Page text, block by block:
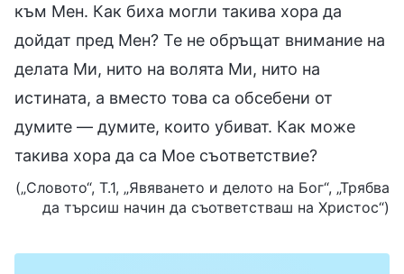
към Мен. Как биха могли такива хора да
дойдат пред Мен? Те не обръщат внимание на
делата Ми, нито на волята Ми, нито на
истината, а вместо това са обсебени от
думите — думите, които убиват. Как може
такива хора да са Мое съответствие?
(„Словото“, Т.1, „Явяването и делото на Бог“, „Трябва
да търсиш начин да съответстваш на Христос“)